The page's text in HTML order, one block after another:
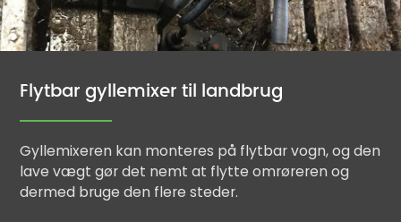
Flytbar gyllemixer til landbrug
Gyllemixeren kan monteres på flytbar vogn, og den
lave vægt gør det nemt at flytte omrøreren og
dermed bruge den flere steder.